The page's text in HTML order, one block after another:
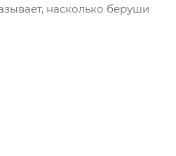
насколько беруши